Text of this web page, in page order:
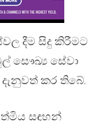
දීම සිදු කිරීමට
සෞඛ්‍ය සේවා
කර තිබේ.
සඳහන්